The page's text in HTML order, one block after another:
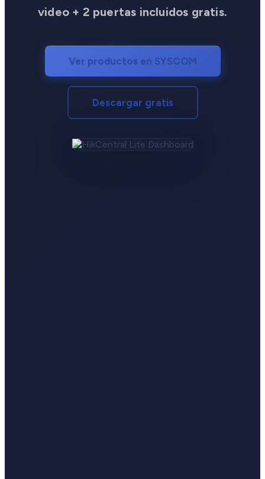
video + 2 puertas incluidos gratis.
Ver productos en SYSCOM
Descargar gratis